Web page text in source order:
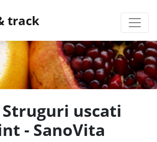
track
uscati
- SanoVita